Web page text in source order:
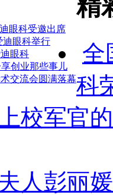
眼科受邀出席
迪眼科举行
眼科‌
创业那些事儿
交流会圆满落幕
精
全
科
校军官
人彭丽